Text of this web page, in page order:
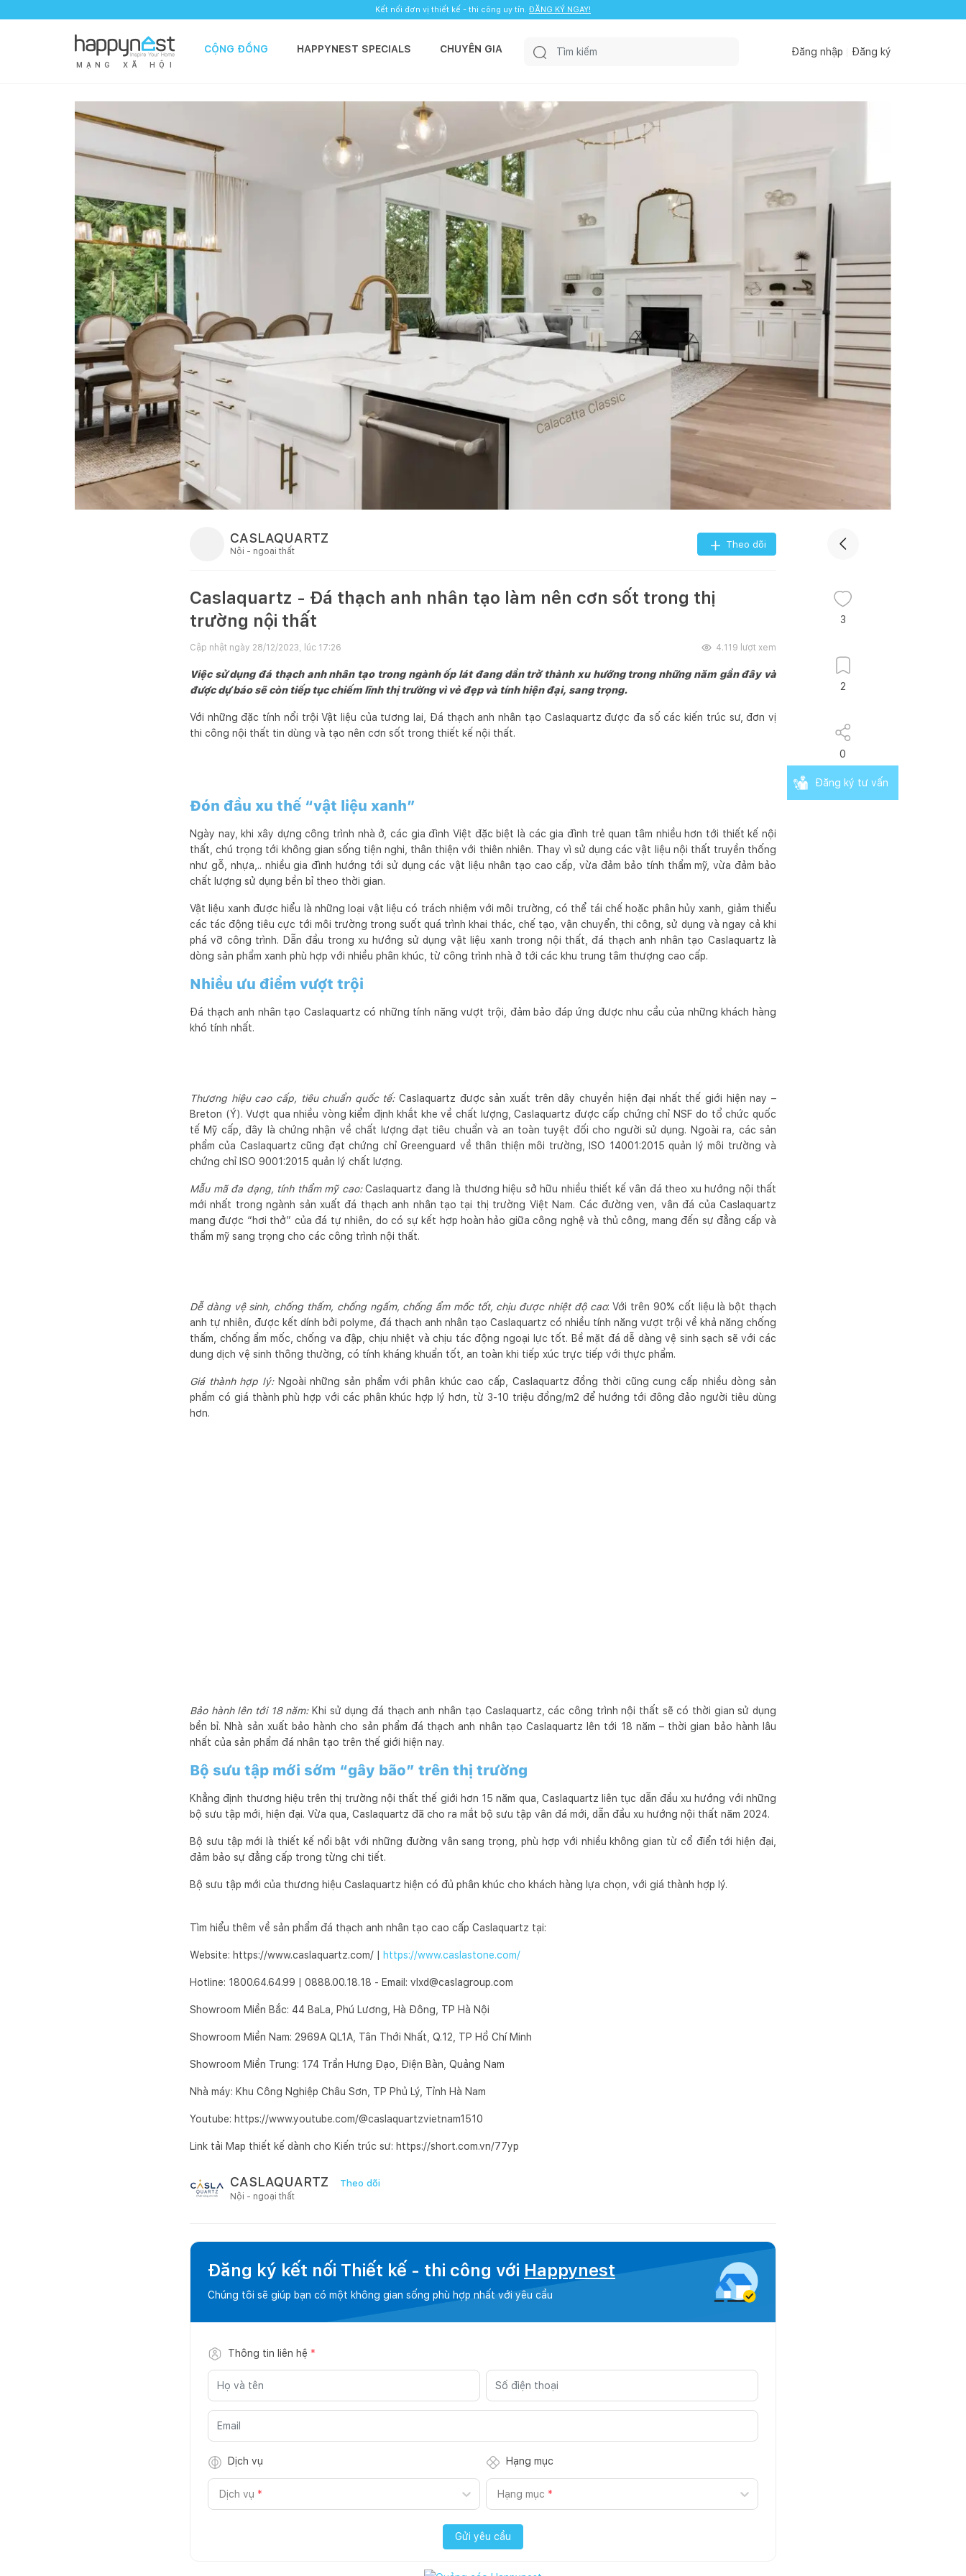
Kết nối đơn vị thiết kế - thi công uy tín. ĐĂNG KÝ NGAY!
M Ạ N G X Ã H Ộ I
CỘNG ĐỒNG HAPPYNEST SPECIALS CHUYÊN GIA Đăng nhập Đăng ký
CASLAQUARTZ
Nội - ngoại thất
Theo dõi
Caslaquartz - Đá thạch anh nhân tạo làm nên cơn sốt trong thị
trường nội thất
Cập nhật ngày 28/12/2023, lúc 17:26 4.119 lượt xem
Việc sử dụng đá thạch anh nhân tạo trong ngành ốp lát đang dần trở thành xu hướng trong những năm gần đây và
được dự báo sẽ còn tiếp tục chiếm lĩnh thị trường vì vẻ đẹp và tính hiện đại, sang trọng.
Với những đặc tính nổi trội Vật liệu của tương lai, Đá thạch anh nhân tạo Caslaquartz được đa số các kiến trúc sư, đơn vị
thi công nội thất tin dùng và tạo nên cơn sốt trong thiết kế nội thất.
Đón đầu xu thế “vật liệu xanh”
Ngày nay, khi xây dựng công trình nhà ở, các gia đình Việt đặc biệt là các gia đình trẻ quan tâm nhiều hơn tới thiết kế nội
thất, chú trọng tới không gian sống tiện nghi, thân thiện với thiên nhiên. Thay vì sử dụng các vật liệu nội thất truyền thống
như gỗ, nhựa,.. nhiều gia đình hướng tới sử dụng các vật liệu nhân tạo cao cấp, vừa đảm bảo tính thẩm mỹ, vừa đảm bảo
chất lượng sử dụng bền bỉ theo thời gian.
Vật liệu xanh được hiểu là những loại vật liệu có trách nhiệm với môi trường, có thể tái chế hoặc phân hủy xanh, giảm thiểu
các tác động tiêu cực tới môi trường trong suốt quá trình khai thác, chế tạo, vận chuyển, thi công, sử dụng và ngay cả khi
phá vỡ công trình. Dẫn đầu trong xu hướng sử dụng vật liệu xanh trong nội thất, đá thạch anh nhân tạo Caslaquartz là
dòng sản phẩm xanh phù hợp với nhiều phân khúc, từ công trình nhà ở tới các khu trung tâm thượng cao cấp.
Nhiều ưu điểm vượt trội
Đá thạch anh nhân tạo Caslaquartz có những tính năng vượt trội, đảm bảo đáp ứng được nhu cầu của những khách hàng
khó tính nhất.
Thương hiệu cao cấp, tiêu chuẩn quốc tế:Caslaquartz được sản xuất trên dây chuyền hiện đại nhất thế giới hiện nay –
Breton (Ý). Vượt qua nhiều vòng kiểm định khắt khe về chất lượng, Caslaquartz được cấp chứng chỉ NSF do tổ chức quốc
tế Mỹ cấp, đây là chứng nhận về chất lượng đạt tiêu chuẩn và an toàn tuyệt đối cho người sử dụng. Ngoài ra, các sản
phẩm của Caslaquartz cũng đạt chứng chỉ Greenguard về thân thiện môi trường, ISO 14001:2015 quản lý môi trường và
chứng chỉ ISO 9001:2015 quản lý chất lượng.
Mẫu mã đa dạng, tính thẩm mỹ cao:Caslaquartz đang là thương hiệu sở hữu nhiều thiết kế vân đá theo xu hướng nội thất
mới nhất trong ngành sản xuất đá thạch anh nhân tạo tại thị trường Việt Nam. Các đường ven, vân đá của Caslaquartz
mang được “hơi thở” của đá tự nhiên, do có sự kết hợp hoàn hảo giữa công nghệ và thủ công, mang đến sự đẳng cấp và
thẩm mỹ sang trọng cho các công trình nội thất.
Dễ dàng vệ sinh, chống thấm, chống ngấm, chống ẩm mốc tốt, chịu được nhiệt độ cao: Với trên 90% cốt liệu là bột thạch
anh tự nhiên, được kết dính bởi polyme, đá thạch anh nhân tạo Caslaquartz có nhiều tính năng vượt trội về khả năng chống
thấm, chống ẩm mốc, chống va đập, chịu nhiệt và chịu tác động ngoại lực tốt. Bề mặt đá dễ dàng vệ sinh sạch sẽ với các
dung dịch vệ sinh thông thường, có tính kháng khuẩn tốt, an toàn khi tiếp xúc trực tiếp với thực phẩm.
Giá thành hợp lý:Ngoài những sản phẩm với phân khúc cao cấp, Caslaquartz đồng thời cũng cung cấp nhiều dòng sản
phẩm có giá thành phù hợp với các phân khúc hợp lý hơn, từ 3-10 triệu đồng/m2 để hướng tới đông đảo người tiêu dùng
hơn.
Bảo hành lên tới 18 năm:Khi sử dụng đá thạch anh nhân tạo Caslaquartz, các công trình nội thất sẽ có thời gian sử dụng
bền bỉ. Nhà sản xuất bảo hành cho sản phẩm đá thạch anh nhân tạo Caslaquartz lên tới 18 năm – thời gian bảo hành lâu
nhất của sản phẩm đá nhân tạo trên thế giới hiện nay.
Bộ sưu tập mới sớm “gây bão” trên thị trường
Khẳng định thương hiệu trên thị trường nội thất thế giới hơn 15 năm qua, Caslaquartz liên tục dẫn đầu xu hướng với những
bộ sưu tập mới, hiện đại. Vừa qua, Caslaquartz đã cho ra mắt bộ sưu tập vân đá mới, dẫn đầu xu hướng nội thất năm 2024.
Bộ sưu tập mới là thiết kế nổi bật với những đường vân sang trọng, phù hợp với nhiều không gian từ cổ điển tới hiện đại,
đảm bảo sự đẳng cấp trong từng chi tiết.
Bộ sưu tập mới của thương hiệu Caslaquartz hiện có đủ phân khúc cho khách hàng lựa chọn, với giá thành hợp lý.
Tìm hiểu thêm về sản phẩm đá thạch anh nhân tạo cao cấp Caslaquartz tại:
Website: https://www.caslaquartz.com/ | https://www.caslastone.com/
Hotline: 1800.64.64.99 | 0888.00.18.18 - Email: vlxd@caslagroup.com
Showroom Miền Bắc: 44 BaLa, Phú Lương, Hà Đông, TP Hà Nội
Showroom Miền Nam: 2969A QL1A, Tân Thới Nhất, Q.12, TP Hồ Chí Minh
Showroom Miền Trung: 174 Trần Hưng Đạo, Điện Bàn, Quảng Nam
Nhà máy: Khu Công Nghiệp Châu Sơn, TP Phủ Lý, Tỉnh Hà Nam
Youtube: https://www.youtube.com/@caslaquartzvietnam1510
Link tải Map thiết kế dành cho Kiến trúc sư: https://short.com.vn/77yp
CASLAQUARTZ Theo dõi
Nội - ngoại thất
Đăng ký kết nối Thiết kế - thi công với Happynest
Chúng tôi sẽ giúp bạn có một không gian sống phù hợp nhất với yêu cầu
Thông tin liên hệ *
Dịch vụ
Dịch vụ *
Hạng mục
Hạng mục *
Gửi yêu cầu
3
2
0
Đăng ký tư vấn